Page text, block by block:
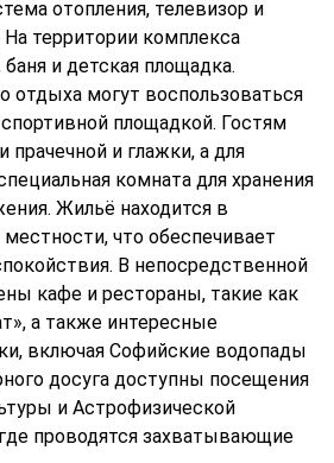
отопления, телевизор и
На территории комплекса
и детская площадка.
отдыха могут воспользоваться
площадкой. Гостям
прачечной и глажки, а для
комната для хранения
Жильё находится в
что обеспечивает
В непосредственной
кафе и рестораны, такие как
а также интересные
включая Софийские водопады
досуга доступны посещения
и Астрофизической
проводятся захватывающие